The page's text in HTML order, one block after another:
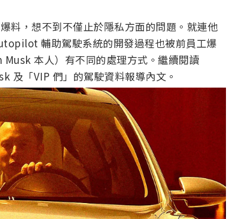
料，想不到不僅止於隱私方面的問題。就連他
輔助駕駛系統的開發過程也被前員工爆
本人）有不同的處理方式。繼續閱讀
及「VIP 們」的駕駛資料報導內文。